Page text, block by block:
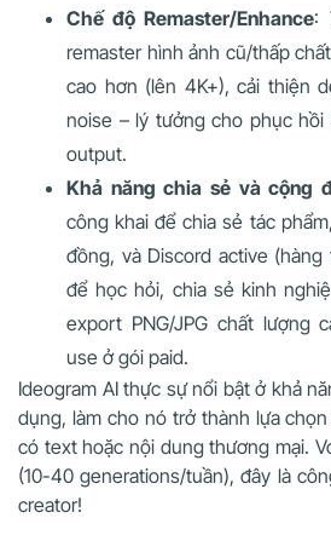
Chế độ Remaster/Enhance:
remaster hình ảnh cũ/thấp
cao hơn (lên 4K+), cải thiện
noise – lý tưởng cho phục
output.
Khả năng chia sẻ và cộng
công khai để chia sẻ tác
đồng, và Discord active
để học hỏi, chia sẻ kinh
export PNG/JPG chất lượng
use ở gói paid.
Ideogram AI thực sự nổi bật ở khả
dụng, làm cho nó trở thành lựa
có text hoặc nội dung thương mại.
(10-40 generations/tuần), đây là
creator!